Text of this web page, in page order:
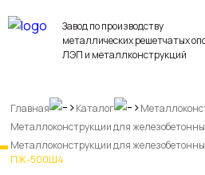
Завод по производству
металлических решетчатых
ЛЭП и металлконструкций
Главная Каталог
Металлоконструкции для
Металлоконструкции для
ПЖ-500Ш4